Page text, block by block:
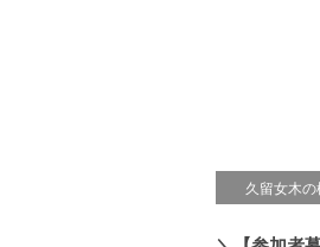
久留女木